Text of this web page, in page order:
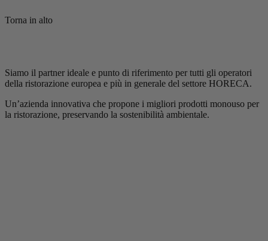
Torna in alto
Siamo il partner ideale e punto di riferimento per tutti gli operatori
della ristorazione europea e più in generale del settore HORECA.
Un’azienda innovativa che propone i migliori prodotti monouso per
la ristorazione, preservando la sostenibilità ambientale.